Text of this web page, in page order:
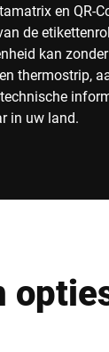
en QR-
de
kan
thermostrip,
in uw land.